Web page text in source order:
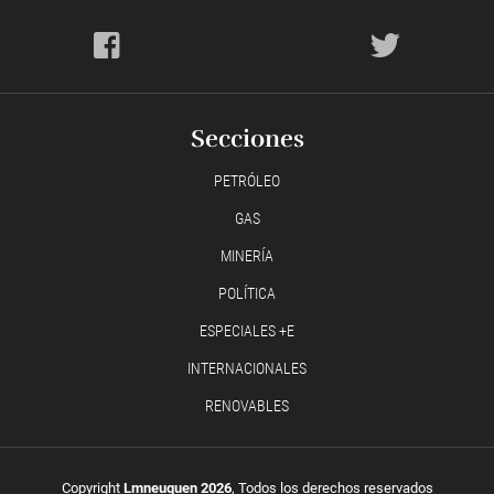
Secciones
PETRÓLEO
GAS
MINERÍA
POLÍTICA
ESPECIALES +E
INTERNACIONALES
RENOVABLES
Copyright Lmneuquen 2026, Todos los derechos reservados